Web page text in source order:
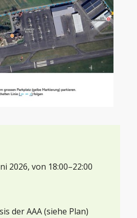
2026, von 18:00–22:00
der AAA (siehe Plan)